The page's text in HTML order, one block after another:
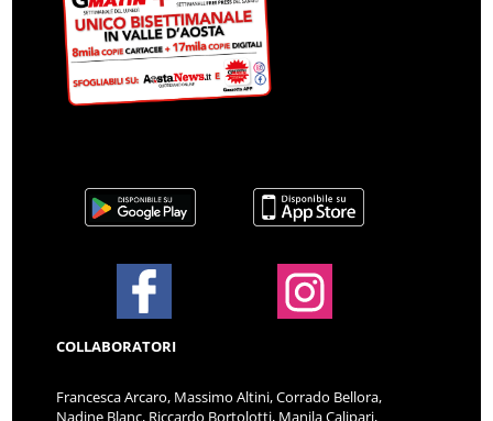
COLLABORATORI
Francesca Arcaro, Massimo Altini, Corrado Bellora,
Nadine Blanc, Riccardo Bortolotti, Manila Calipari,